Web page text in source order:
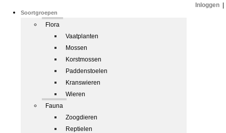
Soortgroepen
Flora
Vaatplanten
Mossen
Korstmossen
Paddenstoelen
Kranswieren
Wieren
Fauna
Zoogdieren
Reptielen
Inloggen